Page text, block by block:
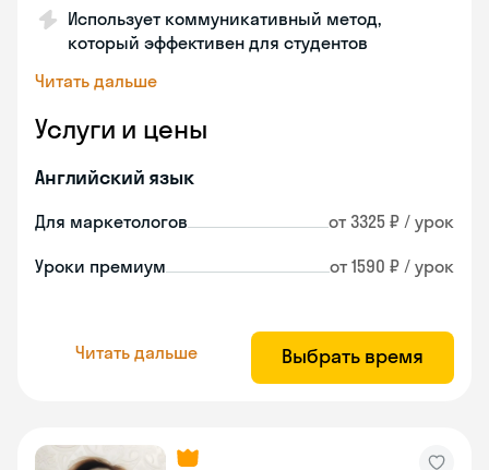
Использует коммуникативный метод,
который эффективен для студентов
Читать дальше
Услуги и цены
Английский язык
Для маркетологов от 3325 ₽ / урок
Уроки премиум от 1590 ₽ / урок
Читать дальше Выбрать время